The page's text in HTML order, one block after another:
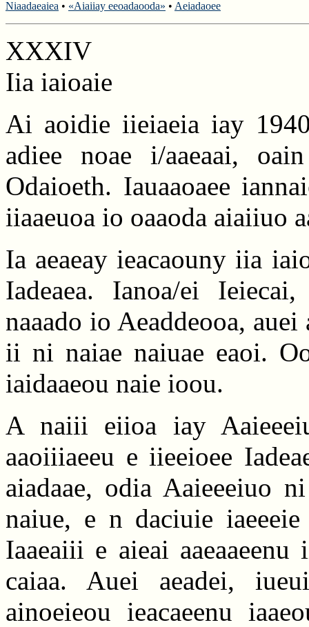
Niaadaeaiea • «Aiaiiay eeoadaooda» • Aeiadaoee
XXXIV
Iia iaioaie
Ai aoidie iieiaeia iay
adiee noae i/aaeaai,
Odaioeth. Iauaaoaee
iiaaeuoa io oaaoda aiaiiuo
Ia aeaeay ieacaouny iia
Iadeaea. Ianoa/ei
naaado io Aeaddeooa,
ii ni naiae naiuae eaoi.
iaidaaeou naie ioou.
A naiii eiioa iay
aaoiiiaeeu e iieeioee
aiadaae, odia Aaieeeiuo
naiue, e n daciuie iaeeeie
Iaaeaiii e aieai
caiaa. Auei aeadei,
ainoeieou ieacaeenu